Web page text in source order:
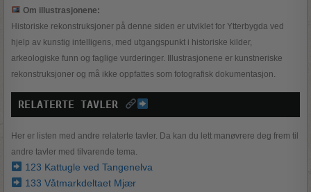
Om illustrasjonene:
Historiske rekonstruksjoner på denne siden er utviklet for Ytterbygda ved
hjelp av kunstig intelligens, med utgangspunkt i historiske kilder,
arkeologiske funn og faglige vurderinger. Illustrasjonene er kunstneriske
rekonstruksjoner og må ikke oppfattes som fotografisk dokumentasjon.
RELATERTE TAVLER
Her er listen med andre relaterte tavler. Da kan du lett manøvrere deg frem til
andre tavler med tilvarende tema.
123 Kattugle ved Tangenelva
133 Våtmarkdeltaet Mjær